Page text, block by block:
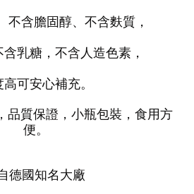
不含膽固醇、不含麩質，
乳糖，不含人造色素，
可安心補充。
品質保證，小瓶包裝，食用方
便。
德國知名大廠